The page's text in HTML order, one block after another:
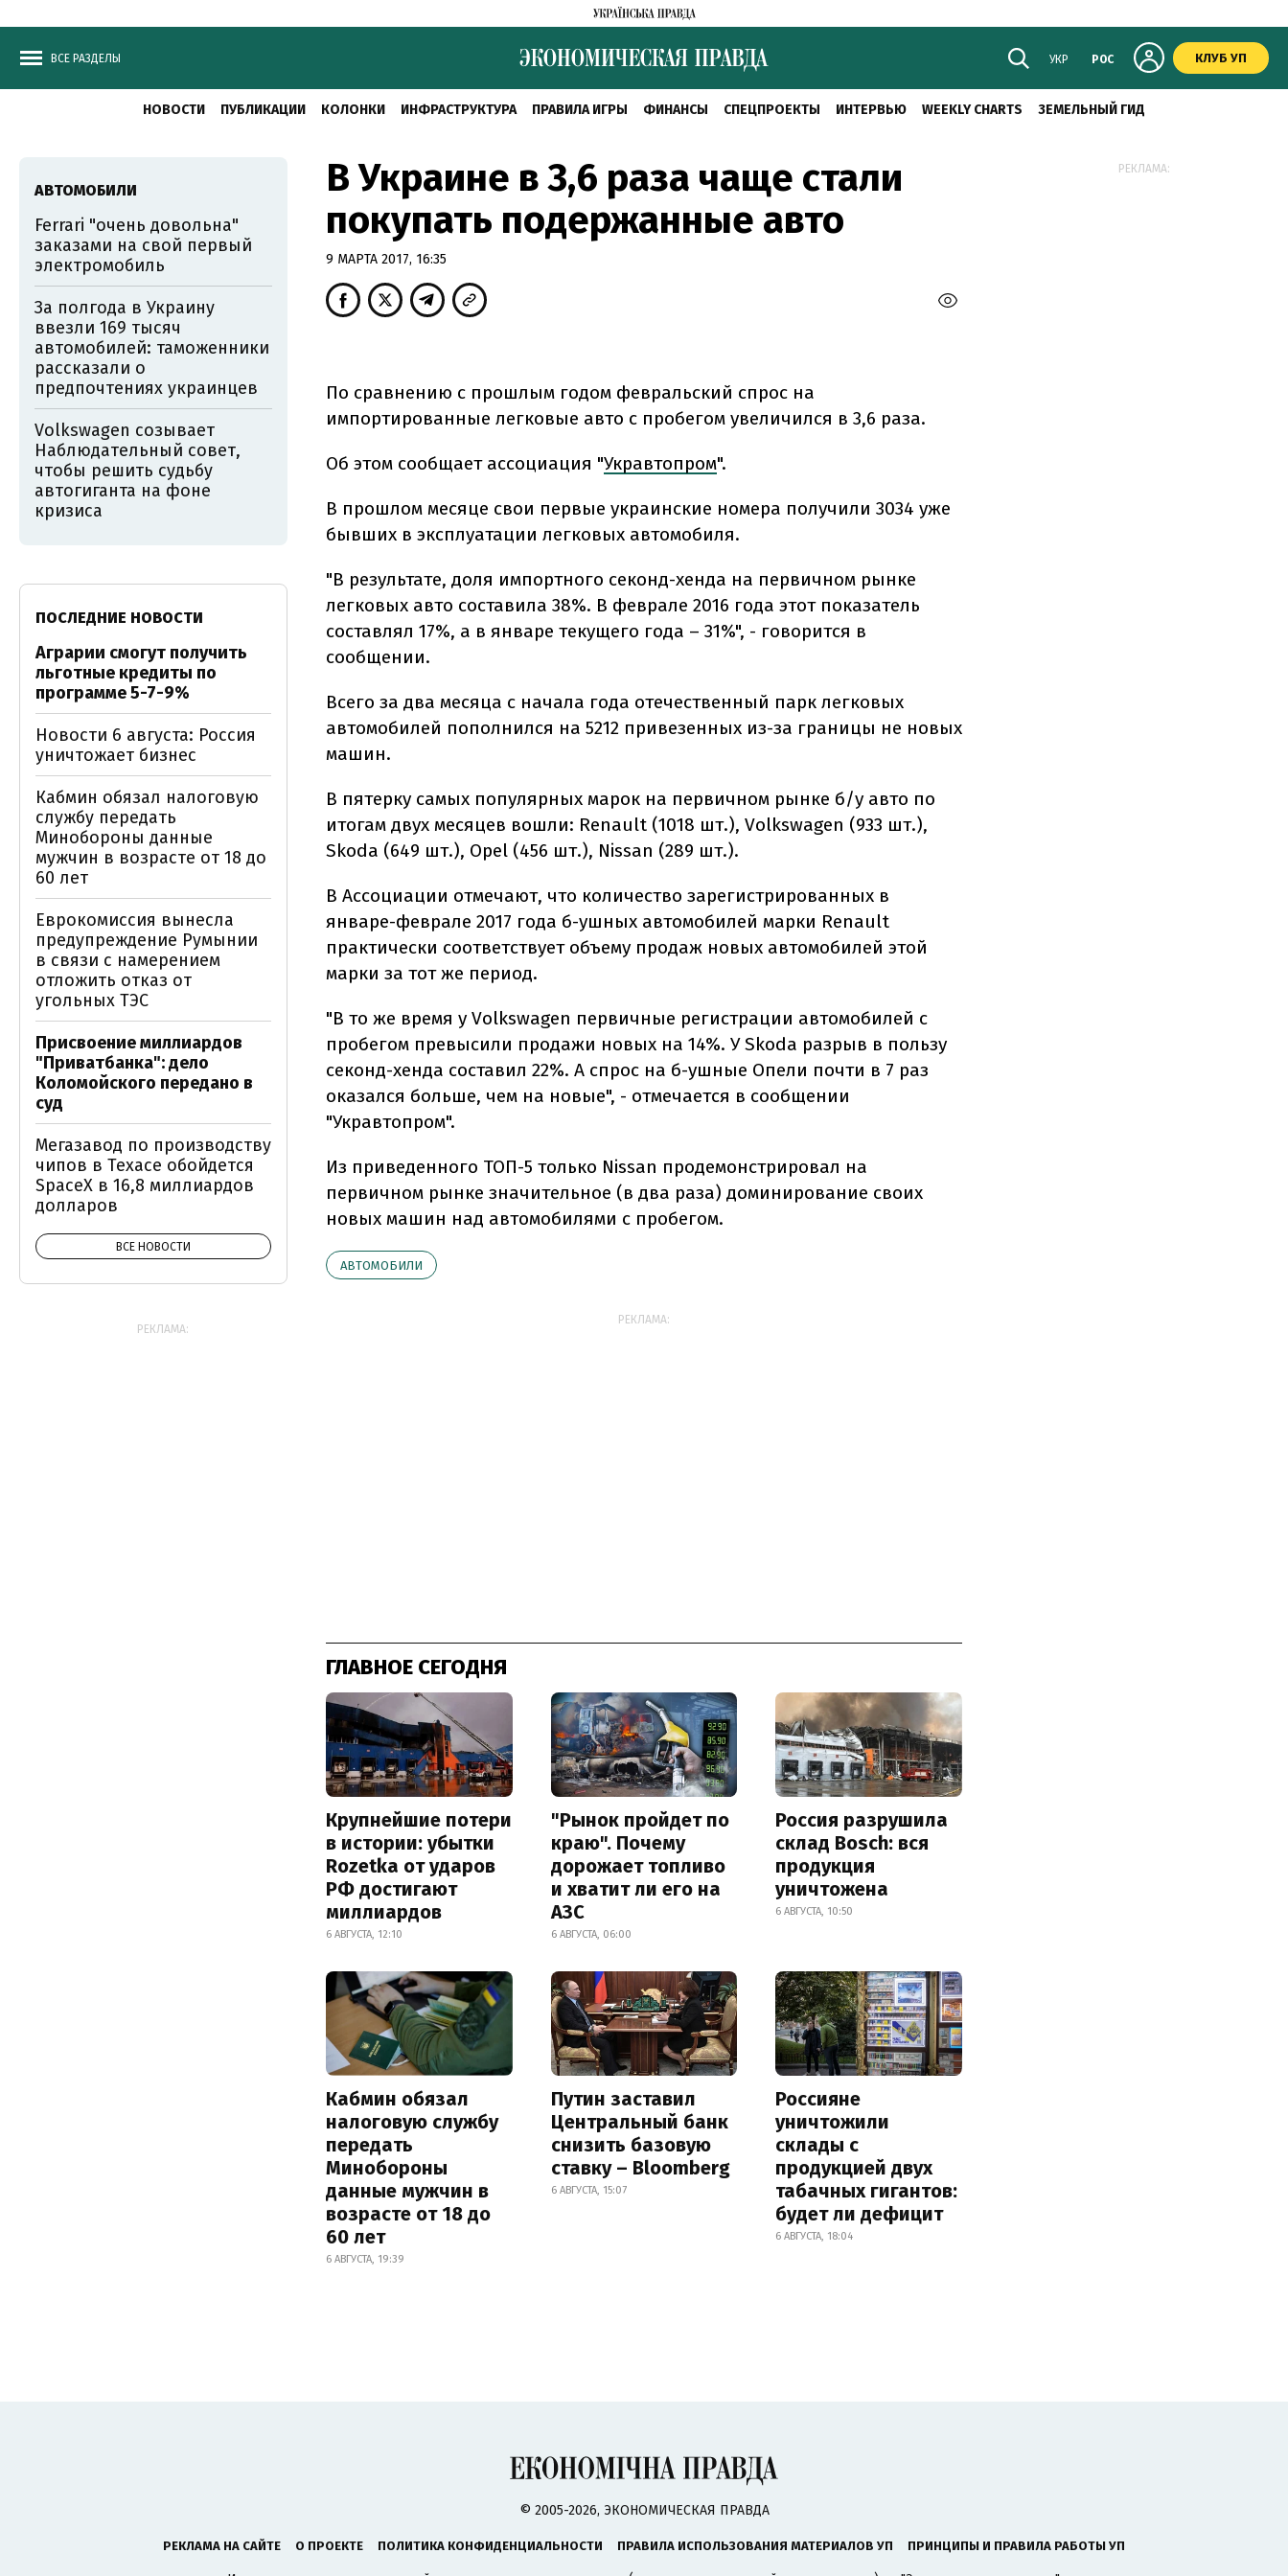
ВСЕ РАЗДЕЛЫ УКР РОС КЛУБ УП
НОВОСТИ ПУБЛИКАЦИИ КОЛОНКИ ИНФРАСТРУКТУРА ПРАВИЛА ИГРЫ ФИНАНСЫ СПЕЦПРОЕКТЫ ИНТЕРВЬЮ WEEKLY CHARTS ЗЕМЕЛЬНЫЙ ГИД
В Украине в 3,6 раза чаще стали
покупать подержанные авто
9 МАРТА 2017, 16:35
По сравнению с прошлым годом февральский спрос на
импортированные легковые авто с пробегом увеличился в 3,6 раза.
Об этом сообщает ассоциация "Укравтопром".
В прошлом месяце свои первые украинские номера получили 3034 уже
бывших в эксплуатации легковых автомобиля.
"В результате, доля импортного секонд-хенда на первичном рынке
легковых авто составила 38%. В феврале 2016 года этот показатель
составлял 17%, а в январе текущего года – 31%", - говорится в
сообщении.
Всего за два месяца с начала года отечественный парк легковых
автомобилей пополнился на 5212 привезенных из-за границы не новых
машин.
В пятерку самых популярных марок на первичном рынке б/у авто по
итогам двух месяцев вошли: Renault (1018 шт.), Volkswagen (933 шт.),
Skoda (649 шт.), Opel (456 шт.), Nissan (289 шт.).
В Ассоциации отмечают, что количество зарегистрированных в
январе-феврале 2017 года б-ушных автомобилей марки Renault
практически соответствует объему продаж новых автомобилей этой
марки за тот же период.
"В то же время у Volkswagen первичные регистрации автомобилей с
пробегом превысили продажи новых на 14%. У Skoda разрыв в пользу
секонд-хенда составил 22%. А спрос на б-ушные Опели почти в 7 раз
оказался больше, чем на новые", - отмечается в сообщении
"Укравтопром".
Из приведенного ТОП-5 только Nissan продемонстрировал на
первичном рынке значительное (в два раза) доминирование своих
новых машин над автомобилями с пробегом.
АВТОМОБИЛИ
РЕКЛАМА:
ГЛАВНОЕ СЕГОДНЯ
Крупнейшие потери
в истории: убытки
Rozetka от ударов
РФ достигают
миллиардов
6 АВГУСТА, 12:10
"Рынок пройдет по
краю". Почему
дорожает топливо
и хватит ли его на
АЗС
6 АВГУСТА, 06:00
Россия разрушила
склад Bosch: вся
продукция
уничтожена
6 АВГУСТА, 10:50
Кабмин обязал
налоговую службу
передать
Минобороны
данные мужчин в
возрасте от 18 до
60 лет
6 АВГУСТА, 19:39
Путин заставил
Центральный банк
снизить базовую
ставку – Bloomberg
6 АВГУСТА, 15:07
Россияне
уничтожили
склады с
продукцией двух
табачных гигантов:
будет ли дефицит
6 АВГУСТА, 18:04
АВТОМОБИЛИ
Ferrari "очень довольна"
заказами на свой первый
электромобиль
За полгода в Украину
ввезли 169 тысяч
автомобилей: таможенники
рассказали о
предпочтениях украинцев
Volkswagen созывает
Наблюдательный совет,
чтобы решить судьбу
автогиганта на фоне
кризиса
ПОСЛЕДНИЕ НОВОСТИ
Аграрии смогут получить
льготные кредиты по
программе 5-7-9%
Новости 6 августа: Россия
уничтожает бизнес
Кабмин обязал налоговую
службу передать
Минобороны данные
мужчин в возрасте от 18 до
60 лет
Еврокомиссия вынесла
предупреждение Румынии
в связи с намерением
отложить отказ от
угольных ТЭС
Присвоение миллиардов
"Приватбанка": дело
Коломойского передано в
суд
Мегазавод по производству
чипов в Техасе обойдется
SpaceX в 16,8 миллиардов
долларов
ВСЕ НОВОСТИ
РЕКЛАМА:
РЕКЛАМА:
© 2005-2026, ЭКОНОМИЧЕСКАЯ ПРАВДА
РЕКЛАМА НА САЙТЕ О ПРОЕКТЕ ПОЛИТИКА КОНФИДЕНЦИАЛЬНОСТИ ПРАВИЛА ИСПОЛЬЗОВАНИЯ МАТЕРИАЛОВ УП ПРИНЦИПЫ И ПРАВИЛА РАБОТЫ УП